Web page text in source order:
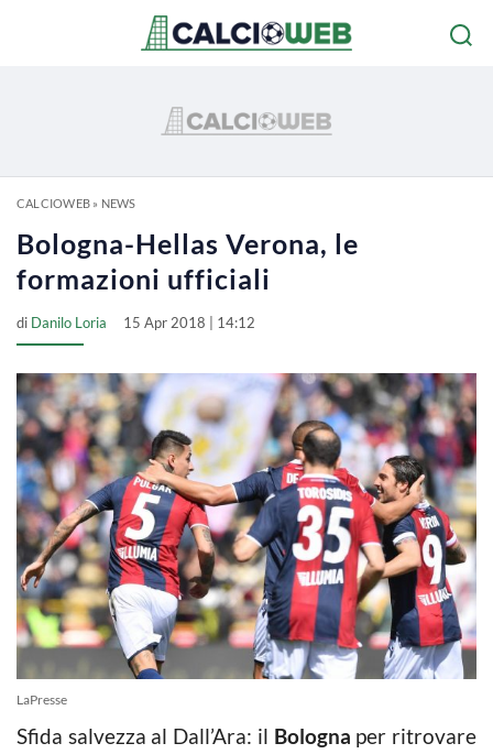
CALCIOWEB» NEWS
Bologna-Hellas Verona, le
formazioni ufficiali
di Danilo Loria 15 Apr 2018 | 14:12
LaPresse
Sfida salvezza al Dall’Ara: il Bologna per ritrovare